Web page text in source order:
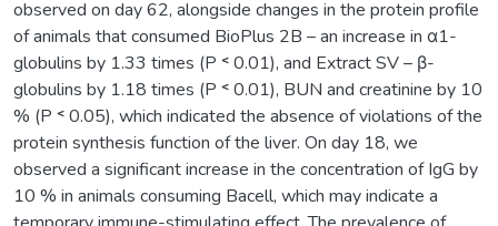
observed on day 62, alongside changes in the protein profile
of animals that consumed BioPlus 2B – an increase in α1-
globulins by 1.33 times (P ˂ 0.01), and Extract SV – β-
globulins by 1.18 times (P ˂ 0.01), BUN and creatinine by 10
% (P ˂ 0.05), which indicated the absence of violations of the
protein synthesis function of the liver. On day 18, we
observed a significant increase in the concentration of IgG by
10 % in animals consuming Bacell, which may indicate a